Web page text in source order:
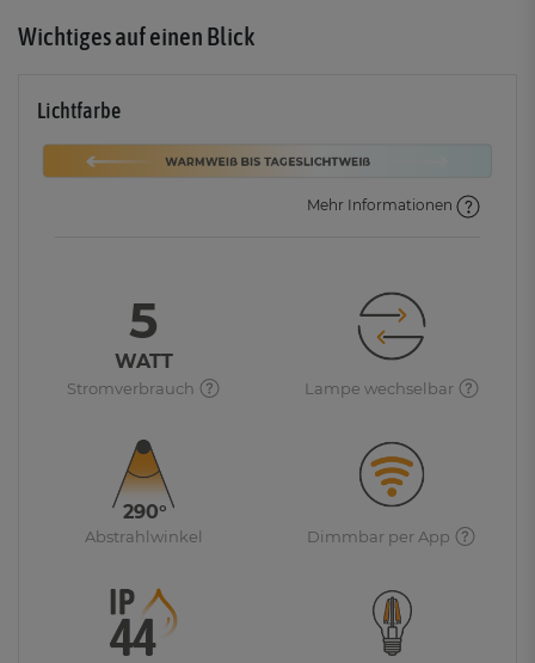
Wichtiges auf einen Blick
Lichtfarbe
Mehr Informationen
5
WATT
Stromverbrauch Lampe wechselbar
290°
Abstrahlwinkel Dimmbar per App